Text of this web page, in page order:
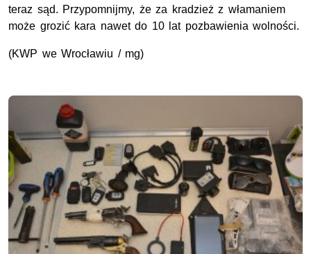
teraz sąd. Przypomnijmy, że za kradzież z włamaniem
może grozić kara nawet do 10 lat pozbawienia wolności.
(KWP we Wrocławiu / mg)